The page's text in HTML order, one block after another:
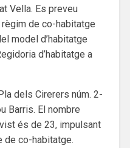
Vella. Es preveu
de co-habitatge
model d’habitatge
d’habitatge a
dels Cirerers núm. 2-
Barris. El nombre
és de 23, impulsant
de co-habitatge.